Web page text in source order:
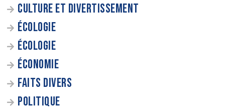
CULTURE ET DIVERTISSEMENT
ÉCOLOGIE
ÉCOLOGIE
ÉCONOMIE
FAITS DIVERS
POLITIQUE